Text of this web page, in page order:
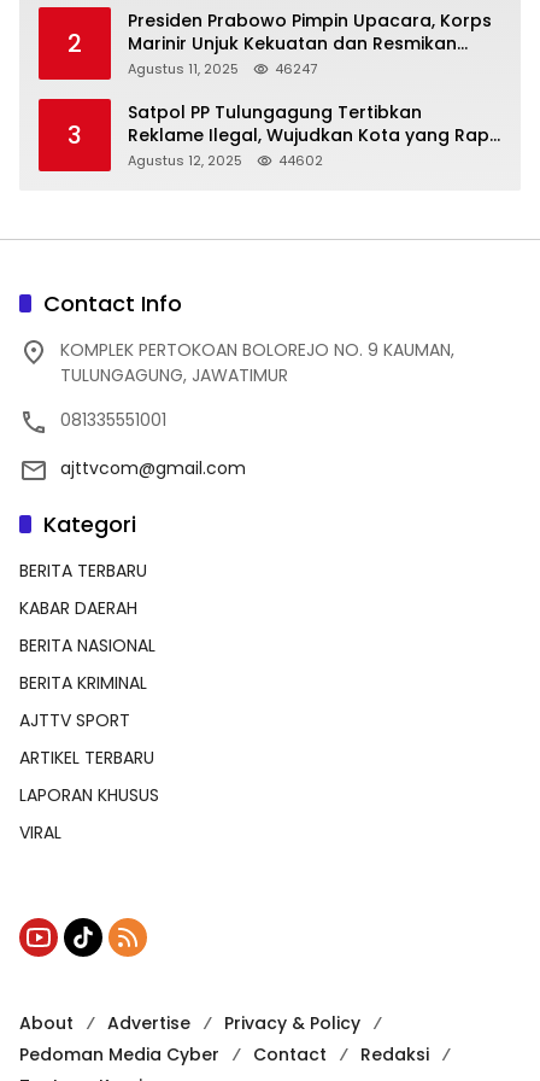
2
Presiden Prabowo Pimpin Upacara, Korps
Marinir Unjuk Kekuatan dan Resmikan
Struktur Baru
Agustus 11, 2025 46247
3
Satpol PP Tulungagung Tertibkan
Reklame Ilegal, Wujudkan Kota yang Rapi
dan Indah
Agustus 12, 2025 44602
Contact Info
KOMPLEK PERTOKOAN BOLOREJO NO. 9 KAUMAN,
TULUNGAGUNG, JAWATIMUR
081335551001
ajttvcom@gmail.com
Kategori
BERITA TERBARU
KABAR DAERAH
BERITA NASIONAL
BERITA KRIMINAL
AJTTV SPORT
ARTIKEL TERBARU
LAPORAN KHUSUS
VIRAL
About Advertise
Privacy & Policy
Pedoman Media Cyber
Contact
Redaksi